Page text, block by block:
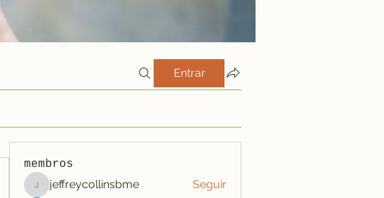
Entrar
membros
jeffreycollinsbme
jeffreycollinsbme
Seguir